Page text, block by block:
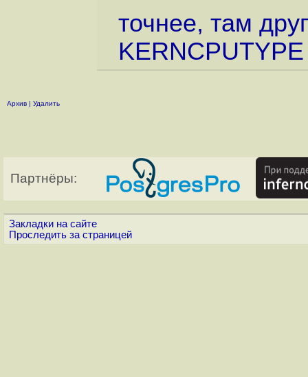
точнее, там
Архив | Удалить
Партнёры:
Закладки на сайте
Проследить за страницей